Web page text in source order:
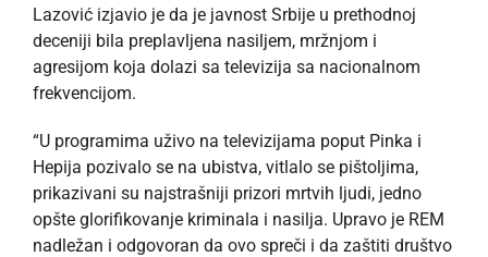
Lazović izjavio je da je javnost Srbije u prethodnoj
deceniji bila preplavljena nasiljem, mržnjom i
agresijom koja dolazi sa televizija sa nacionalnom
frekvencijom.
“U programima uživo na televizijama poput Pinka i
Hepija pozivalo se na ubistva, vitlalo se pištoljima,
prikazivani su najstrašniji prizori mrtvih ljudi, jedno
opšte glorifikovanje kriminala i nasilja. Upravo je REM
nadležan i odgovoran da ovo spreči i da zaštiti društvo